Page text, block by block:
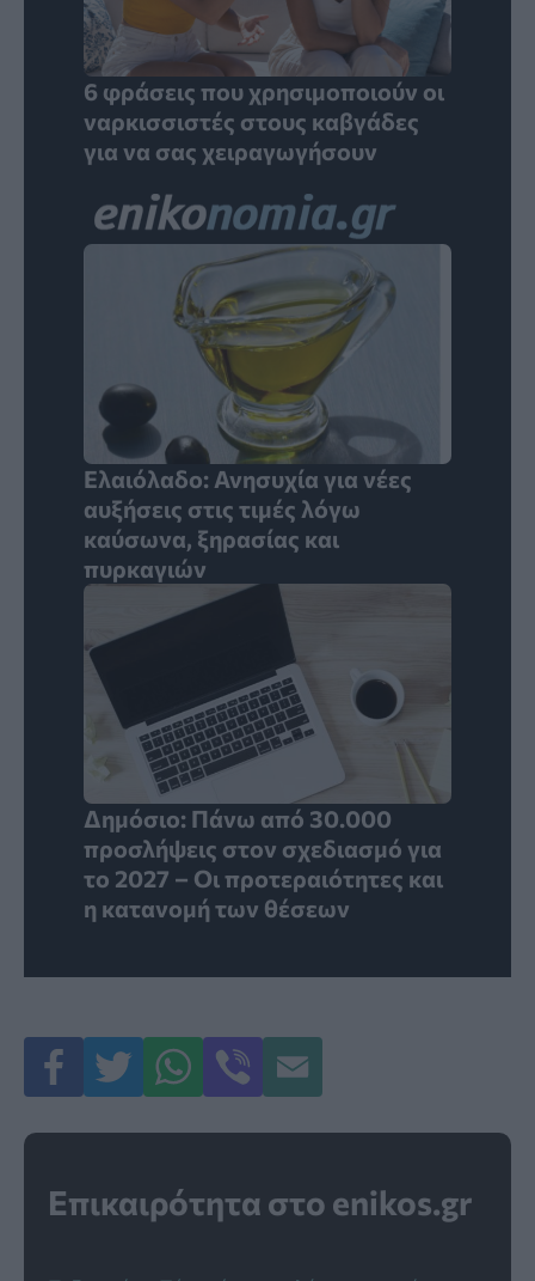
6 φράσεις που χρησιμοποιούν οι
ναρκισσιστές στους καβγάδες
για να σας χειραγωγήσουν
Ελαιόλαδο: Ανησυχία για νέες
αυξήσεις στις τιμές λόγω
καύσωνα, ξηρασίας και
πυρκαγιών
Δημόσιο: Πάνω από 30.000
προσλήψεις στον σχεδιασμό για
το 2027 – Οι προτεραιότητες και
η κατανομή των θέσεων
Επικαιρότητα στο enikos.gr